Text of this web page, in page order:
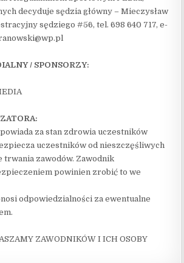
decyduje sędzia główny – Mieczysław
sędziego #56, tel. 698 640 717, e-
/ SPONSORZY:
za stan zdrowia uczestników
uczestników od nieszczęśliwych
trwania zawodów. Zawodnik
powinien zrobić to we
odpowiedzialności za ewentualne
ZAWODNIKÓW I ICH OSOBY